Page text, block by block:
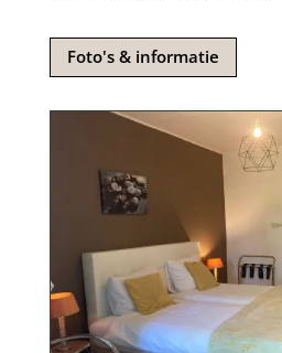
Foto's & informatie